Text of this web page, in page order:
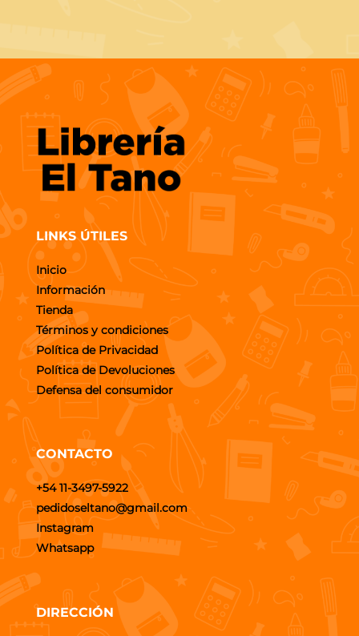
LINKS ÚTILES
Inicio
Información
Tienda
Términos y condiciones
Política de Privacidad
Política de Devoluciones
Defensa del consumidor
CONTACTO
+54 11-3497-5922
pedidoseltano@gmail.com
Instagram
Whatsapp
DIRECCIÓN